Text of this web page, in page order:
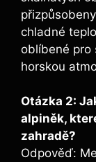
chladné
oblíbené pro
horskou
Otázka 2:
alpiněk,
zahradě?
Odpověď: